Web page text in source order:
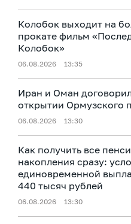
Колобок выходит на
прокате фильм
Колобок»
06.08.2026 13:35
Иран и Оман
открытии Ормузского
06.08.2026 13:30
Как получить все
накопления сразу:
единовременной
440 тысяч рублей
06.08.2026 13:30